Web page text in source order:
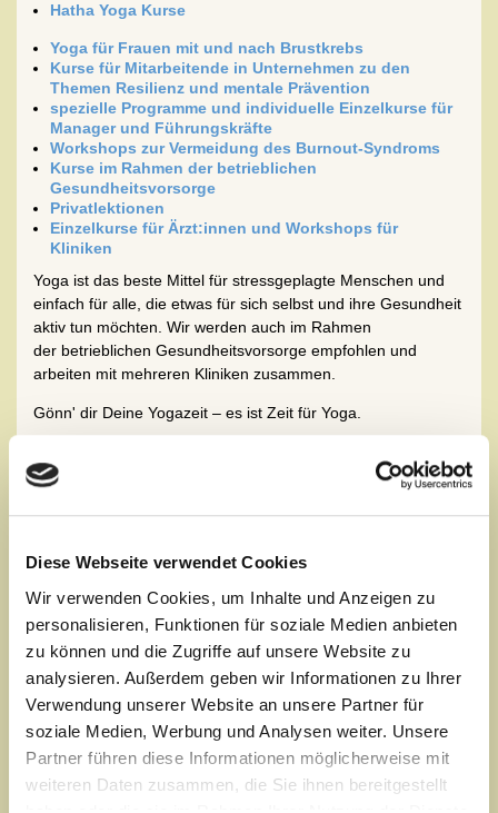
Diese Webseite verwendet Cookies
Wir verwenden Cookies, um Inhalte und Anzeigen zu
personalisieren, Funktionen für soziale Medien anbieten
zu können und die Zugriffe auf unsere Website zu
analysieren. Außerdem geben wir Informationen zu Ihrer
Verwendung unserer Website an unsere Partner für
soziale Medien, Werbung und Analysen weiter. Unsere
Partner führen diese Informationen möglicherweise mit
weiteren Daten zusammen, die Sie ihnen bereitgestellt
Hatha Yoga Kurse
Yoga für Frauen mit und nach Brustkrebs
Kurse für Mitarbeitende in Unternehmen zu den
Themen Resilienz und mentale Prävention
spezielle Programme und individuelle Einzelkurse für
Manager und Führungskräfte
Workshops zur Vermeidung des Burnout-Syndroms
Kurse im Rahmen der betrieblichen
Gesundheitsvorsorge
Privatlektionen
Einzelkurse für Ärzt:innen und Workshops für
Kliniken
Yoga ist das beste Mittel für stressgeplagte Menschen und
einfach für alle, die etwas für sich selbst und ihre Gesundheit
aktiv tun möchten. Wir werden auch im Rahmen
der betrieblichen Gesundheitsvorsorge empfohlen und
arbeiten mit mehreren Kliniken zusammen.
Gönn' dir Deine Yogazeit – es ist Zeit für Yoga.
Kursen
sowie den aktuellen Kursplan zum Download:
=> telefonisch: 0621/12915-15
=> per Mail:yoga-zentrum@waldkirch.de
=>ONLINE Buchung
Angebote für Unternehmen im Rahmen der
berieblichen Gesundheitsvorsorge: